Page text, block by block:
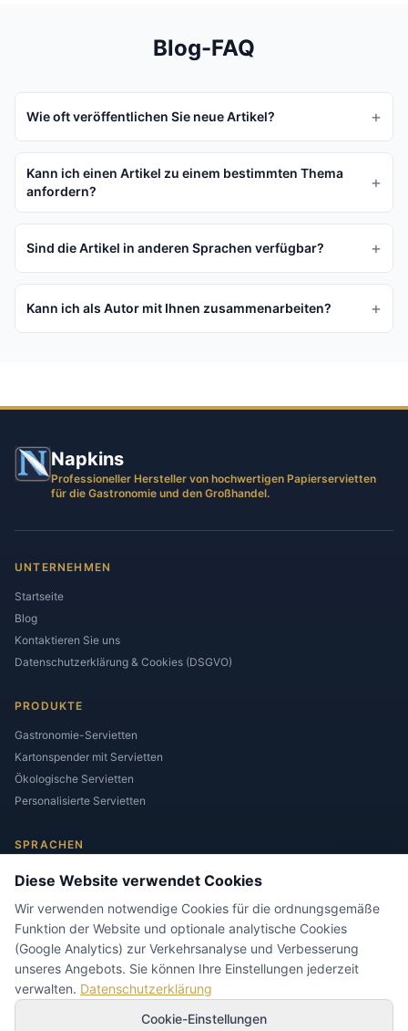
Blog-FAQ
Wie oft veröffentlichen Sie neue Artikel? +
Kann ich einen Artikel zu einem bestimmten Thema
anfordern?
+
Sind die Artikel in anderen Sprachen verfügbar? +
Kann ich als Autor mit Ihnen zusammenarbeiten? +
Napkins
Professioneller Hersteller von hochwertigen Papierservietten
für die Gastronomie und den Großhandel.
UNTERNEHMEN
Startseite
Blog
Kontaktieren Sie uns
Datenschutzerklärung & Cookies (DSGVO)
PRODUKTE
Gastronomie-Servietten
Kartonspender mit Servietten
Ökologische Servietten
Personalisierte Servietten
SPRACHEN
KONTAKTIEREN SIE UNS
biuro@napkins.com.pl
Diese Website verwendet Cookies
Wir verwenden notwendige Cookies für die ordnungsgemäße
Funktion der Website und optionale analytische Cookies
(Google Analytics) zur Verkehrsanalyse und Verbesserung
unseres Angebots. Sie können Ihre Einstellungen jederzeit
verwalten. Datenschutzerklärung
Cookie-Einstellungen